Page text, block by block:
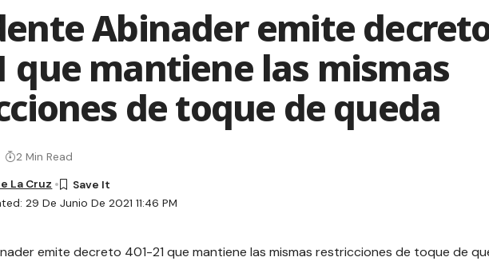
Abinader emite
que mantiene las mismas
de toque de queda
29 De Junio De 2021 11:46 PM
La Cruz
2 Min Read